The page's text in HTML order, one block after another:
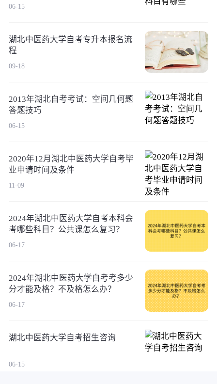
06-15
湖北中医药大学自考专升本报名流
程
09-18
2013年湖北自考考试：空间几何题
答题技巧
06-15
2020年12月湖北中医药大学自考毕
业申请时间及条件
11-09
2024年湖北中医药大学自考本科会
考哪些科目？公共课怎么复习？
06-17
2024年湖北中医药大学自考考多少
分才能及格？不及格怎么办？
06-17
湖北中医药大学自考招生咨询
06-15